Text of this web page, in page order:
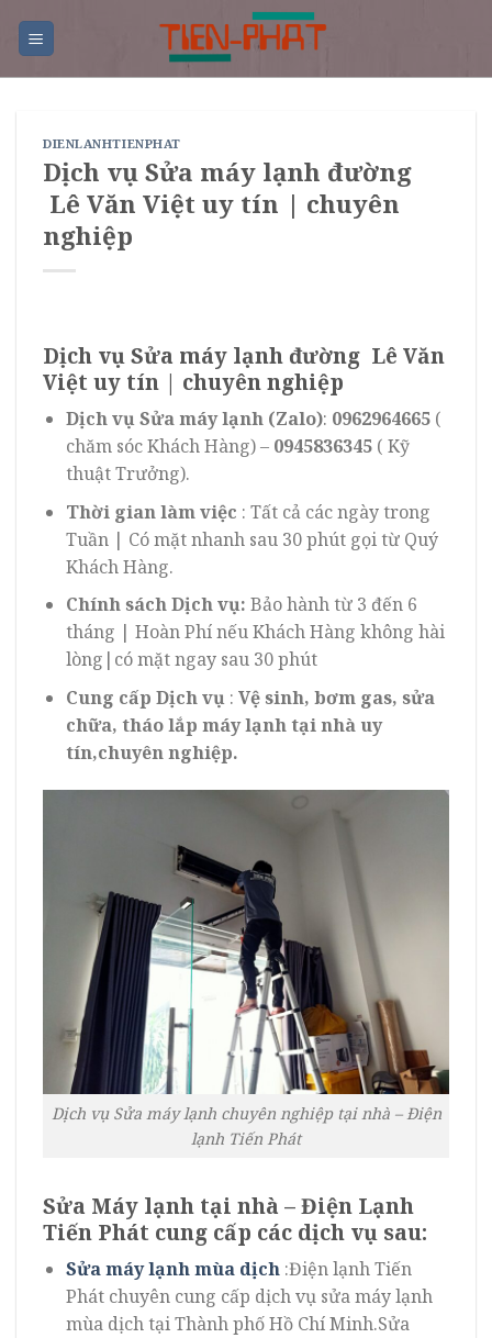
DIENLANHTIENPHAT
Dịch vụ Sửa máy lạnh đường
Lê Văn Việt uy tín | chuyên
nghiệp
Dịch vụ Sửa máy lạnh đường Lê Văn
Việt uy tín | chuyên nghiệp
Dịch vụ Sửa máy lạnh (Zalo): 0962964665(
chăm sóc Khách Hàng) – 0945836345( Kỹ
thuật Trưởng).
Thời gian làm việc : Tất cả các ngày trong
Tuần | Có mặt nhanh sau 30 phút gọi từ Quý
Khách Hàng.
Chính sách Dịch vụ: Bảo hành từ 3 đến 6
tháng | Hoàn Phí nếu Khách Hàng không hài
lòng|có mặt ngay sau 30 phút
Cung cấp Dịch vụ: Vệ sinh, bơm gas, sửa
chữa, tháo lắp máy lạnh tại nhà uy
tín,chuyên nghiệp.
Dịch vụ Sửa máy lạnh chuyên nghiệp tại nhà – Điện
lạnh Tiến Phát
Sửa Máy lạnh tại nhà – Điện Lạnh
Tiến Phát cung cấp các dịch vụ sau:
Sửa máy lạnh mùa dịch:Điện lạnh Tiến
Phát chuyên cung cấp dịch vụ sửa máy lạnh
mùa dịch tại Thành phố Hồ Chí Minh.Sửa